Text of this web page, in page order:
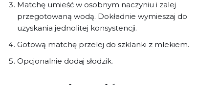
Matchę umieść w osobnym naczyniu i zalej
przegotowaną wodą. Dokładnie wymieszaj do
uzyskania jednolitej konsystencji.
Gotową matchę przelej do szklanki z mlekiem.
Opcjonalnie dodaj słodzik.